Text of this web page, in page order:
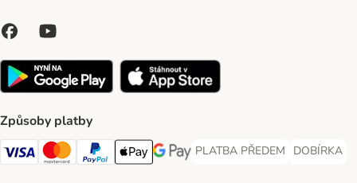
Způsoby platby
Visa Payment Method
Mastercard Payment Method
PayPal Payment Method
Apple pay Payment Method
GooglePay Payment Method
PLATBA PŘEDEM
PLATBA PŘEDEM Payment
DOBÍRKA
DOBÍRKA